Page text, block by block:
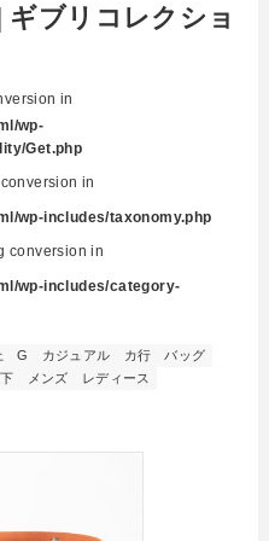
ブリコレクショ
in
wp-
Get.php
in
wp-includes/taxonomy.php
conversion in
wp-includes/category-
G カジュアル カ行
バッグ
メンズ
レディース